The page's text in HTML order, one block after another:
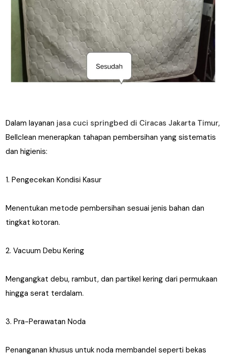
Dalam layanan jasa cuci springbed di Ciracas Jakarta Timur,
Bellclean menerapkan tahapan pembersihan yang sistematis
dan higienis:
1. Pengecekan Kondisi Kasur
Menentukan metode pembersihan sesuai jenis bahan dan
tingkat kotoran.
2. Vacuum Debu Kering
Mengangkat debu, rambut, dan partikel kering dari permukaan
hingga serat terdalam.
3. Pra-Perawatan Noda
Penanganan khusus untuk noda membandel seperti bekas